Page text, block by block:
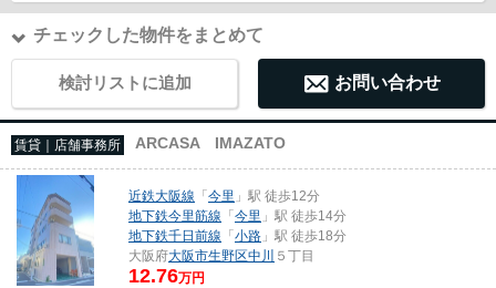
チェックした物件をまとめて
検討リストに追加 お問い合わせ
賃貸｜店舗事務所 ARCASA IMAZATO
近鉄大阪線 「今里 」駅 徒歩12分
地下鉄今里筋線 「今里 」駅 徒歩14分
地下鉄千日前線 「小路 」駅 徒歩18分
大阪府大阪市生野区中川 ５丁目
12.76万円